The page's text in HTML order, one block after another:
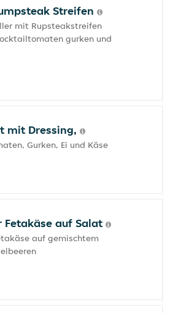
Streifen
mit Rupsteakstreifen
gurken und
mit Dressing,
Gurken, Ei und Käse
Fetakäse auf Salat
auf gemischtem